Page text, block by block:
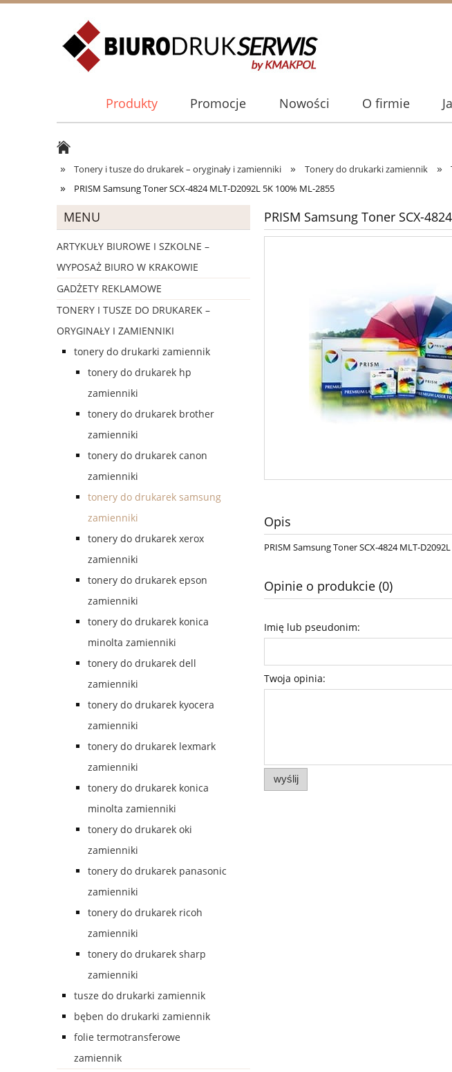
Produkty Promocje Nowości O firmie
» Tonery i tusze do drukarek – oryginały i zamienniki » Tonery do drukarki zamiennik »
» PRISM Samsung Toner SCX-4824 MLT-D2092L 5K 100% ML-2855
MENU
ARTYKUŁY BIUROWE I SZKOLNE –
WYPOSAŻ BIURO W KRAKOWIE
GADŻETY REKLAMOWE
TONERY I TUSZE DO DRUKAREK –
ORYGINAŁY I ZAMIENNIKI
tonery do drukarki zamiennik
tonery do drukarek hp
zamienniki
tonery do drukarek brother
zamienniki
tonery do drukarek canon
zamienniki
tonery do drukarek samsung
zamienniki
tonery do drukarek xerox
zamienniki
tonery do drukarek epson
zamienniki
tonery do drukarek konica
minolta zamienniki
tonery do drukarek dell
zamienniki
tonery do drukarek kyocera
zamienniki
tonery do drukarek lexmark
zamienniki
tonery do drukarek konica
minolta zamienniki
tonery do drukarek oki
zamienniki
tonery do drukarek panasonic
zamienniki
tonery do drukarek ricoh
zamienniki
tonery do drukarek sharp
zamienniki
tusze do drukarki zamiennik
bęben do drukarki zamiennik
folie termotransferowe
zamiennik
PRISM Samsung Toner SCX-
Opis
PRISM Samsung Toner SCX-4824 MLT-
Opinie o produkcie (0)
Imię lub pseudonim:
Twoja opinia:
wyślij